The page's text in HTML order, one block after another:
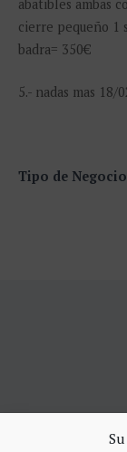
abatibles ambas
cierre pequeño 1
badra= 350€
5.- nadas mas 18/
Tipo de Negocio